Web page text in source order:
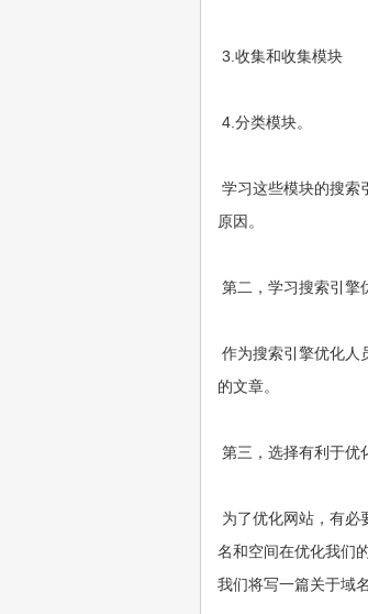
3.收集和收集模块
4.分类模块。
学习这些模块的搜索
原因。
第二，学习搜索引擎
作为搜索引擎优化人
的文章。
第三，选择有利于优
为了优化网站，有必
名和空间在优化我们
我们将写一篇关于域